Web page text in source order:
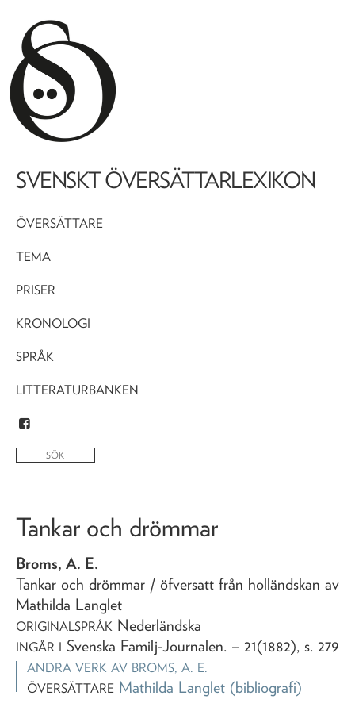
SVENSKT ÖVERSÄTTARLEXIKON
ÖVERSÄTTARE
TEMA
PRISER
KRONOLOGI
SPRÅK
LITTERATURBANKEN
Tankar och drömmar
Broms, A. E.
Tankar och drömmar / öfversatt från holländskan av
Mathilda Langlet
ORIGINALSPRÅK Nederländska
INGÅR I Svenska Familj-Journalen. – 21(1882), s. 279
ANDRA VERK AV BROMS, A. E.
ÖVERSÄTTARE Mathilda Langlet (bibliografi)